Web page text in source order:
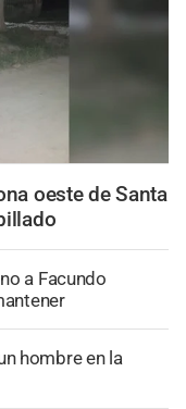
oeste de Santa
a Facundo
hombre en la